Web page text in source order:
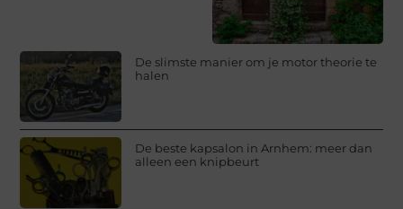
De slimste manier om je motor theorie te
halen
De beste kapsalon in Arnhem: meer dan
alleen een knipbeurt